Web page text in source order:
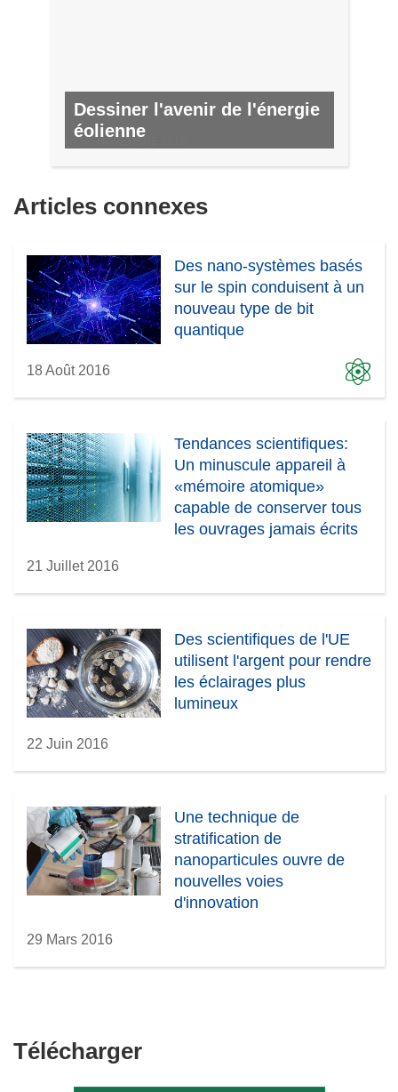
Dessiner l'avenir de l'énergie
éolienne
Nº 57, NOVEMBRE 2016
Articles connexes
Des nano-systèmes basés
sur le spin conduisent à un
nouveau type de bit
quantique
18 Août 2016
Tendances scientifiques:
Un minuscule appareil à
«mémoire atomique»
capable de conserver tous
les ouvrages jamais écrits
21 Juillet 2016
Des scientifiques de l'UE
utilisent l'argent pour rendre
les éclairages plus
lumineux
22 Juin 2016
Une technique de
stratification de
nanoparticules ouvre de
nouvelles voies
d'innovation
29 Mars 2016
TéléchargerTélécharger